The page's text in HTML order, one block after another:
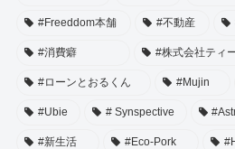
#Freeddom本舗 #不動産
#消費癖 #株式会社ティ
#ローンとおるくん #Mujin
#Ubie # Synspective
#新生活 #Eco-Pork